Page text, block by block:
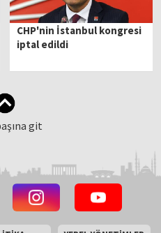
CHP'nin İstanbul kongresi
iptal edildi
git